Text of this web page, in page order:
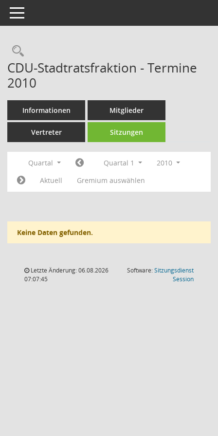
Toggle navigation
Rechercheauswahl
CDU-Stadtratsfraktion - Termine
2010
Informationen Mitglieder
Vertreter Sitzungen
Quartal Quartal 1
2010
Aktuell
Gremium auswählen
Keine Daten gefunden.
Letzte Änderung: 06.08.2026
07:07:45
Software:Sitzungsdienst
Session(Wird in